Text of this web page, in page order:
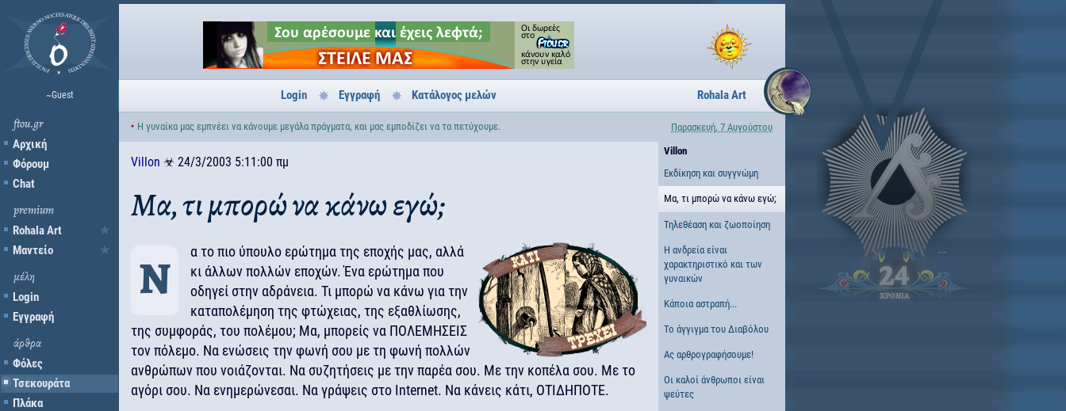
~Guest
ftou.gr
Αρχική
Φόρουμ
Chat
premium
Rohala Art
Μαντείο
μέλη
Login
Εγγραφή
άρθρα
Φόλες
Τσεκουράτα
Πλάκα
Login Εγγραφή Κατάλογος μελών Rohala Art
‣ Η γυναίκα μας εμπνέει να κάνουμε μεγάλα πράγματα, και μας εμποδίζει να τα πετύχουμε. Παρασκευή, 7 Αυγούστου
Villon ☣ 24/3/2003 5:11:00 πμ
Μα, τι μπορώ να κάνω εγώ;
Ν
α το πιο ύπουλο ερώτημα της εποχής μας, αλλά
κι άλλων πολλών εποχών. Ένα ερώτημα που
οδηγεί στην αδράνεια. Τι μπορώ να κάνω για την
καταπολέμηση της φτώχειας, της εξαθλίωσης,
της συμφοράς, του πολέμου; Μα, μπορείς να ΠΟΛΕΜΗΣΕΙΣ
τον πόλεμο. Να ενώσεις την φωνή σου με τη φωνή πολλών
ανθρώπων που νοιάζονται. Να συζητήσεις με την παρέα σου. Με την κοπέλα σου. Με το
αγόρι σου. Να ενημερώνεσαι. Να γράψεις στο Internet. Να κάνεις κάτι, ΟΤΙΔΗΠΟΤΕ.
Villon
Εκδίκηση και συγγνώμη
Μα, τι μπορώ να κάνω εγώ;
Τηλεθέαση και ζωοποίηση
Η ανδρεία είναι
χαρακτηριστικό και των
γυναικών
Κάποια αστραπή...
Το άγγιγμα του Διαβόλου
Ας αρθρογραφήσουμε!
Οι καλοί άνθρωποι είναι
ψεύτες
24
ΧΡΟΝΙΑ